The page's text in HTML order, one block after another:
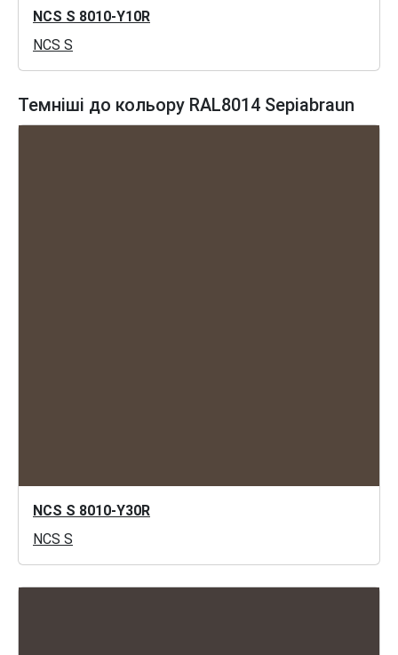
NCS S 8010-Y10R
NCS S
Темніші до кольору RAL8014 Sepiabraun
NCS S 8010-Y30R
NCS S